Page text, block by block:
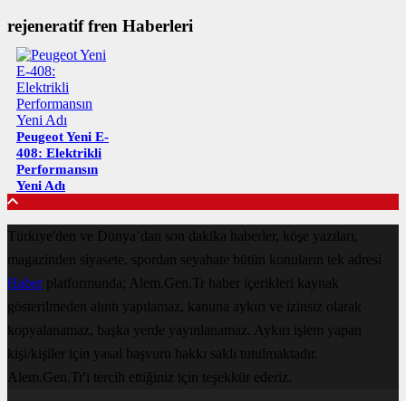
rejeneratif fren Haberleri
Peugeot Yeni E-
408: Elektrikli
Performansın
Yeni Adı
Türkiye'den ve Dünya’dan son dakika haberler, köşe yazıları,
magazinden siyasete, spordan seyahate bütün konuların tek adresi
Haberplatformunda; Alem.Gen.Tr haber içerikleri kaynak
gösterilmeden alıntı yapılamaz, kanuna aykırı ve izinsiz olarak
kopyalanamaz, başka yerde yayınlanamaz. Aykırı işlem yapan
kişi/kişiler için yasal başvuru hakkı saklı tutulmaktadır.
Alem.Gen.Tr'i tercih ettiğiniz için teşekkür ederiz.